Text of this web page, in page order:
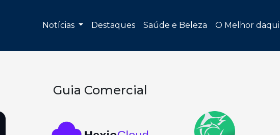
Notícias Destaques Saúde e Beleza O Melhor daqui
Guia Comercial